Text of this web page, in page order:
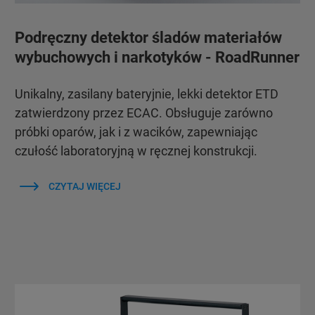
Podręczny detektor śladów materiałów
wybuchowych i narkotyków - RoadRunner
Unikalny, zasilany bateryjnie, lekki detektor ETD
zatwierdzony przez ECAC. Obsługuje zarówno
próbki oparów, jak i z wacików, zapewniając
czułość laboratoryjną w ręcznej konstrukcji.
CZYTAJ WIĘCEJ